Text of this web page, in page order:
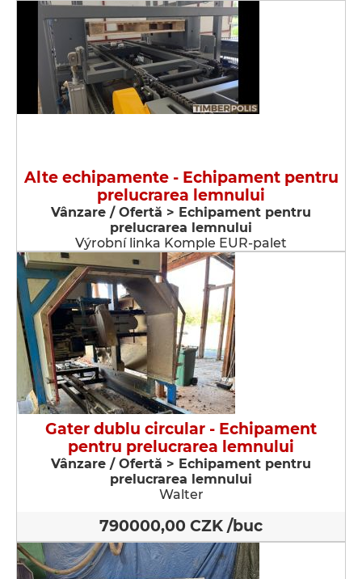
Alte echipamente - Echipament pentru
prelucrarea lemnului
Vânzare / Ofertă > Echipament pentru
prelucrarea lemnului
Výrobní linka Komple EUR-palet
Gater dublu circular - Echipament
pentru prelucrarea lemnului
Vânzare / Ofertă > Echipament pentru
prelucrarea lemnului
Walter
790000,00 CZK /buc